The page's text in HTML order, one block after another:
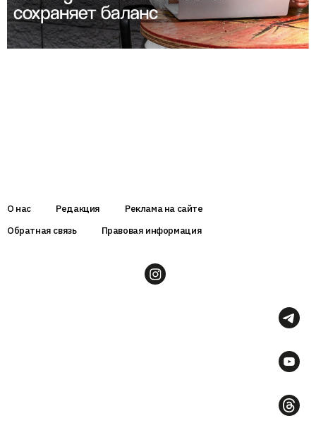
О нас Редакция
Реклама на сайте
Обратная связь
Правовая информация